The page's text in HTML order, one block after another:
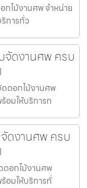
ไม้งานศพ จำหน่าย
การทั่ว
จัดงานศพ ครบ
ดดอกไม้งานศพ
อมให้บริการท
ดงานศพ ครบ
ดอกไม้งานศพ
อมให้บริการทั่